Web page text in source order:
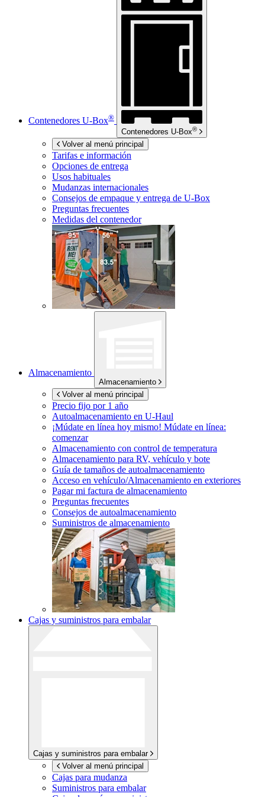
Contenedores U-Box®
Contenedores U-Box®
Volver al menú principal
Tarifas e información
Opciones de entrega
Usos habituales
Mudanzas internacionales
Consejos de empaque y entrega de U-Box
Preguntas frecuentes
Medidas del contenedor
Almacenamiento
Almacenamiento
Volver al menú principal
Precio fijo por 1 año
Autoalmacenamiento en U-Haul
¡Múdate en línea hoy mismo! Múdate en línea:
comenzar
Almacenamiento con control de temperatura
Almacenamiento para RV, vehículo y bote
Guía de tamaños de autoalmacenamiento
Acceso en vehículo/Almacenamiento en exteriores
Pagar mi factura de almacenamiento
Preguntas frecuentes
Consejos de autoalmacenamiento
Suministros de almacenamiento
Cajas y suministros para embalar
Cajas y suministros para embalar
Volver al menú principal
Cajas para mudanza
Suministros para embalar